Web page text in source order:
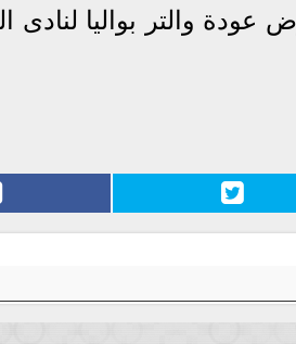
والتر بواليا لنادى